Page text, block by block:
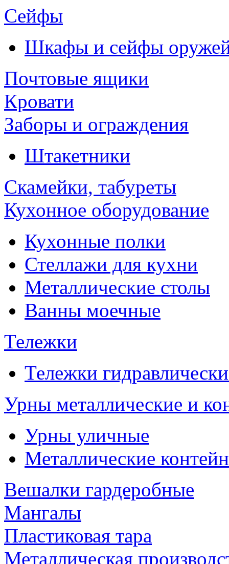
Сейфы
Шкафы и сейфы
Почтовые ящики
Кровати
Заборы и ограждения
Штакетники
Скамейки, табуреты
Кухонное оборудование
Кухонные полки
Стеллажи для кухни
Металлические столы
Ванны моечные
Тележки
Тележки
Урны металлические и
Урны уличные
Металлические
Вешалки гардеробные
Мангалы
Пластиковая тара
Металлическая